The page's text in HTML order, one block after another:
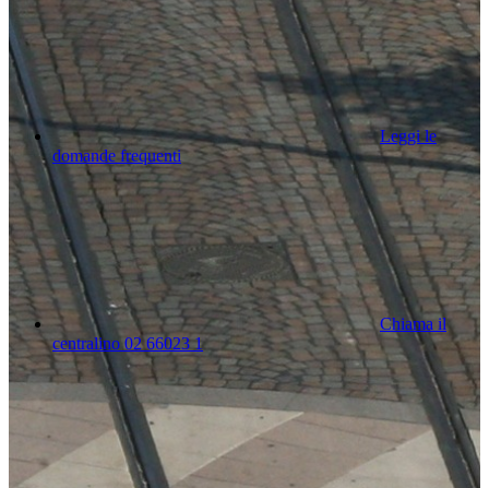
Leggi le
domande frequenti
Chiama il
centralino 02 66023 1